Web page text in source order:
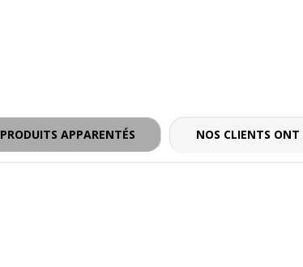
PRODUITS APPARENTÉS
NOS CLIENTS ONT